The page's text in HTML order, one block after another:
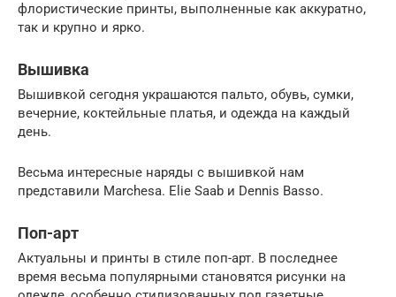
флористические принты, выполненные как аккуратно,
так и крупно и ярко.
Вышивка
Вышивкой сегодня украшаются пальто, обувь, сумки,
вечерние, коктейльные платья, и одежда на каждый
день.
Весьма интересные наряды с вышивкой нам
представили Marchesa. Elie Saab и Dennis Basso.
Поп-арт
Актуальны и принты в стиле поп-арт. В последнее
время весьма популярными становятся рисунки на